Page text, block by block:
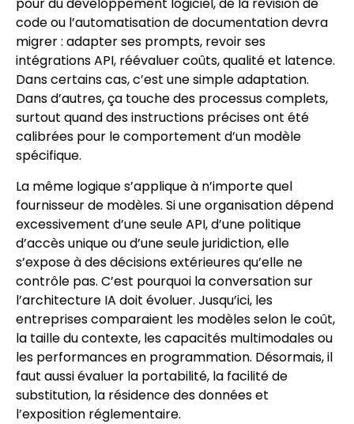
pour du développement logiciel, de la révision de
code ou l’automatisation de documentation devra
migrer : adapter ses prompts, revoir ses
intégrations API, réévaluer coûts, qualité et latence.
Dans certains cas, c’est une simple adaptation.
Dans d’autres, ça touche des processus complets,
surtout quand des instructions précises ont été
calibrées pour le comportement d’un modèle
spécifique.
La même logique s’applique à n’importe quel
fournisseur de modèles. Si une organisation dépend
excessivement d’une seule API, d’une politique
d’accès unique ou d’une seule juridiction, elle
s’expose à des décisions extérieures qu’elle ne
contrôle pas. C’est pourquoi la conversation sur
l’architecture IA doit évoluer. Jusqu’ici, les
entreprises comparaient les modèles selon le coût,
la taille du contexte, les capacités multimodales ou
les performances en programmation. Désormais, il
faut aussi évaluer la portabilité, la facilité de
substitution, la résidence des données et
l’exposition réglementaire.